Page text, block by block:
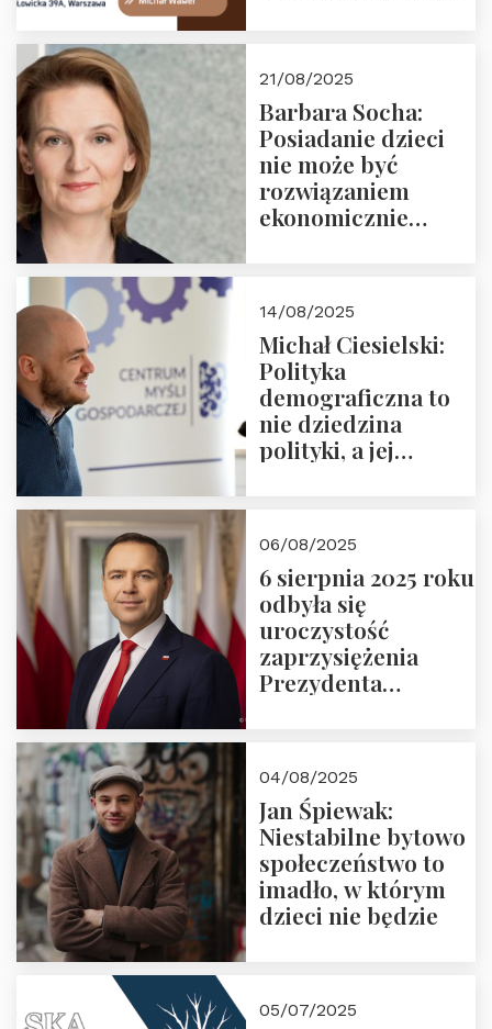
Nowego
Ćwierćwiecza”
21/08/2025
Barbara Socha:
Posiadanie dzieci
nie może być
rozwiązaniem
ekonomicznie
14/08/2025
Michał Ciesielski:
Polityka
demograficzna to
nie dziedzina
polityki, a jej
06/08/2025
6 sierpnia 2025 roku
odbyła się
uroczystość
zaprzysiężenia
Prezydenta
Nawrockiego
04/08/2025
Jan Śpiewak:
Niestabilne bytowo
społeczeństwo to
imadło, w którym
dzieci nie będzie
05/07/2025